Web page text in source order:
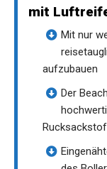
mit
Mit nur
aufzubauen
Der